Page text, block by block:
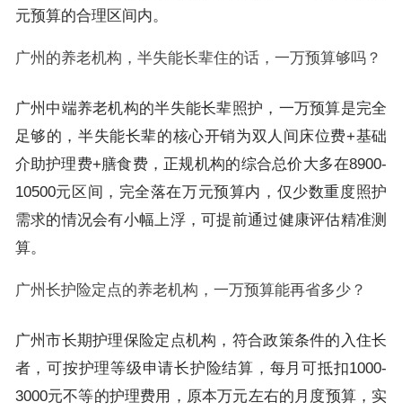
元预算的合理区间内。
广州的养老机构，半失能长辈住的话，一万预算够吗？
广州中端养老机构的半失能长辈照护，一万预算是完全
足够的，半失能长辈的核心开销为双人间床位费+基础
介助护理费+膳食费，正规机构的综合总价大多在8900-
10500元区间，完全落在万元预算内，仅少数重度照护
需求的情况会有小幅上浮，可提前通过健康评估精准测
算。
广州长护险定点的养老机构，一万预算能再省多少？
广州市长期护理保险定点机构，符合政策条件的入住长
者，可按护理等级申请长护险结算，每月可抵扣1000-
3000元不等的护理费用，原本万元左右的月度预算，实